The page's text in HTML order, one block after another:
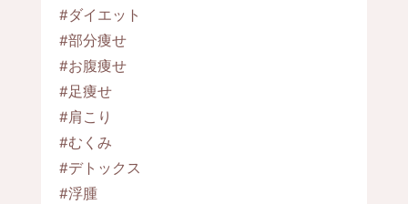
#ダイエット
#部分痩せ
#お腹痩せ
#足痩せ
#肩こり
#むくみ
#デトックス
#浮腫